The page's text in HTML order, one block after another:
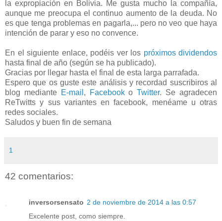
la expropiación en Bolivia. Me gusta mucho la compañía,
aunque me preocupa el continuo aumento de la deuda. No
es que tenga problemas en pagarla,... pero no veo que haya
intención de parar y eso no convence.
En el siguiente enlace, podéis ver los próximos dividendos
hasta final de año (según se ha publicado).
Gracias por llegar hasta el final de esta larga parrafada.
Espero que os guste este análisis y recordad suscribiros al
blog mediante E-mail , FacebookoTwitter. Se agradecen
ReTwitts y sus variantes en facebook, menéame u otras
redes sociales.
Saludos y buen fin de semana
1
42 comentarios:
inversorsensato 2 de noviembre de 2014 a las 0:57
Excelente post, como siempre.